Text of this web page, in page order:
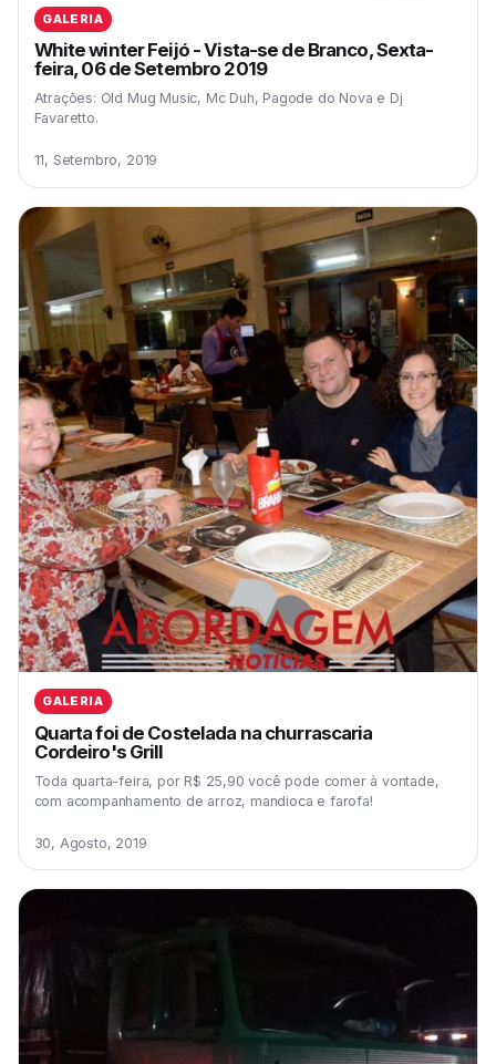
GALERIA
White winter Feijó - Vista-se de Branco, Sexta-
feira, 06 de Setembro 2019
Atrações: Old Mug Music, Mc Duh, Pagode do Nova e Dj
Favaretto.
11, Setembro, 2019
GALERIA
Quarta foi de Costelada na churrascaria
Cordeiro's Grill
Toda quarta-feira, por R$ 25,90 você pode comer à vontade,
com acompanhamento de arroz, mandioca e farofa!
30, Agosto, 2019